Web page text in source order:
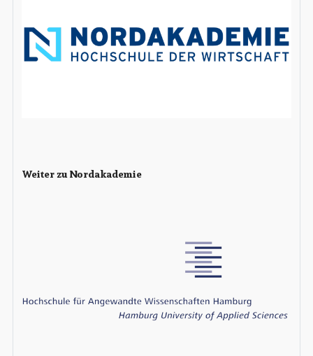
Weiter zu Nordakademie